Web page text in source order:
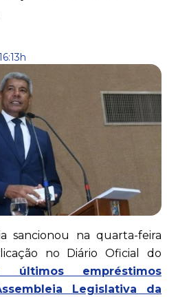
sancionou na quarta-feira
no Diário Oficial do
últimos empréstimos
Legislativa da